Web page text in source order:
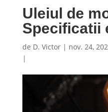
Uleiul de
Specificatii
de D. Victor| nov. 24,
|